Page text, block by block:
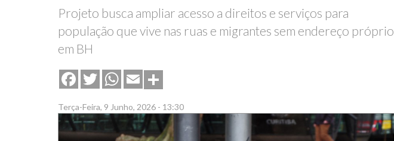
Projeto busca ampliar acesso a direitos e serviços para
população que vive nas ruas e migrantes sem endereço próprio
em BH
FacebookTwitterWhatsApp
Email
Terça-Feira, 9 Junho, 2026 - 13:30